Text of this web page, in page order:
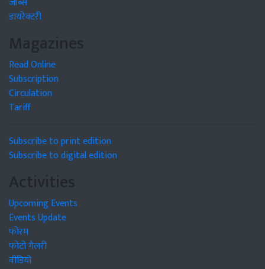
डायरेक्टरी
Magazines
Read Online
Subscription
Circulation
Tariff
Subscribe to print edition
Subscribe to digital edition
Activities
Upcoming Events
Events Update
फोरम
फोटो गैलरी
वीडियो